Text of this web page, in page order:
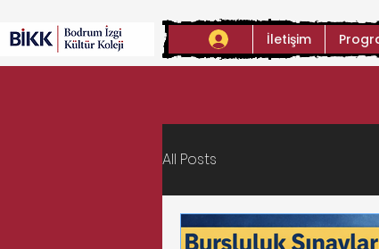
İletişim
All Posts